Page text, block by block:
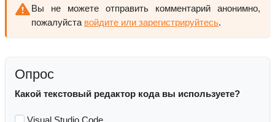
Вы не можете отправить комментарий анонимно,
пожалуйста войдите или зарегистрируйтесь.
Опрос
Какой текстовый редактор кода вы используете?
Visual Studio Code